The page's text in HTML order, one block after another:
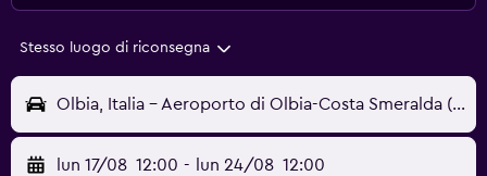
Stesso luogo di riconsegna
Olbia, Italia - Aeroporto di Olbia-Costa Smeralda (OLB)
lun 17/08 12:00 - lun 24/08 12:00